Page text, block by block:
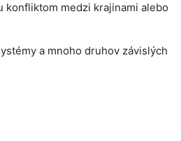
konfliktom medzi krajinami alebo
a mnoho druhov závislých